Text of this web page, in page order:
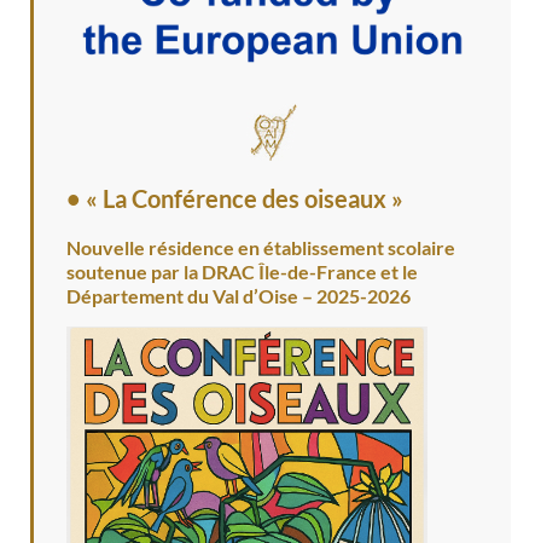
• « La Conférence des oiseaux »
Nouvelle résidence en établissement scolaire
soutenue par la DRAC Île-de-France et le
Département du Val d’Oise – 2025-2026